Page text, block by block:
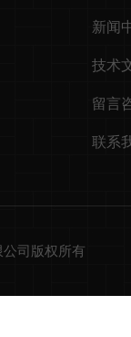
新闻
技术
留言
联系
司版权所有